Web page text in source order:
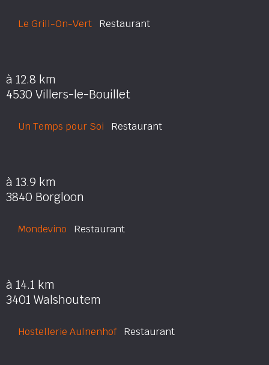
Le Grill-On-Vert Restaurant
à 12.8 km
4530 Villers-le-Bouillet
Un Temps pour Soi Restaurant
à 13.9 km
3840 Borgloon
Mondevino Restaurant
à 14.1 km
3401 Walshoutem
Hostellerie AulnenhofRestaurant